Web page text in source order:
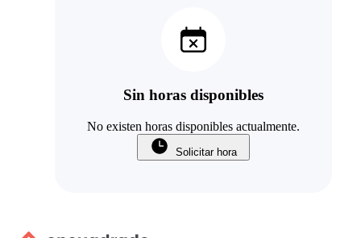
Sin horas disponibles
No existen horas disponibles actualmente.
Solicitar hora